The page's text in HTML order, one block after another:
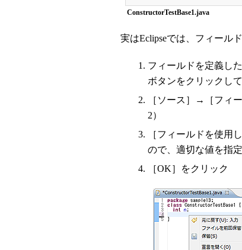
ConstructorTestBase1.java
実はEclipseでは、フィール
フィールドを定義し
ボタンをクリックし
［ソース］→［フィ
2）
［フィールドを使用
ので、適切な値を指
［OK］をクリック